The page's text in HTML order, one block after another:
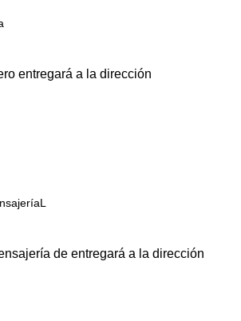
entregará a la dirección
de entregará a la dirección